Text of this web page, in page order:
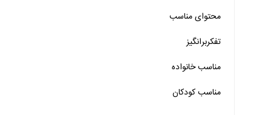
خیر تقریبا
خیر
خیر
محتوای مناسب
تفکربرانگیز
مناسب خانواده‌
مناسب کودکان